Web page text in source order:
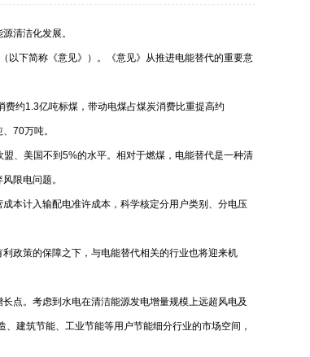
进能源清洁化发展。
以下简称《意见》）。《意见》从推进电能替代的重要意
费约1.3亿吨标煤，带动电煤占煤炭消费比重提高约
万吨、70万吨。
、美国不到5%的水平。相对于燃煤，电能替代是一种清
区的弃风限电问题。
本计入输配电准许成本，科学核定分用户类别、分电压
政策的保障之下，与电能替代相关的行业也将迎来机
点。考虑到水电在清洁能源发电增量规模上远超风电及
建筑节能、工业节能等用户节能细分行业的市场空间，